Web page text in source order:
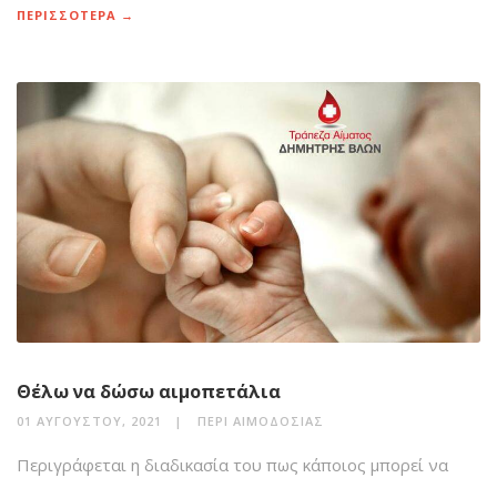
ΠΕΡΙΣΣΟΤΕΡΑ →
Θέλω να δώσω αιμοπετάλια
01 ΑΥΓΟΎΣΤΟΥ, 2021 ΠΕΡΊ ΑΙΜΟΔΟΣΊΑΣ
Περιγράφεται η διαδικασία του πως κάποιος μπορεί να